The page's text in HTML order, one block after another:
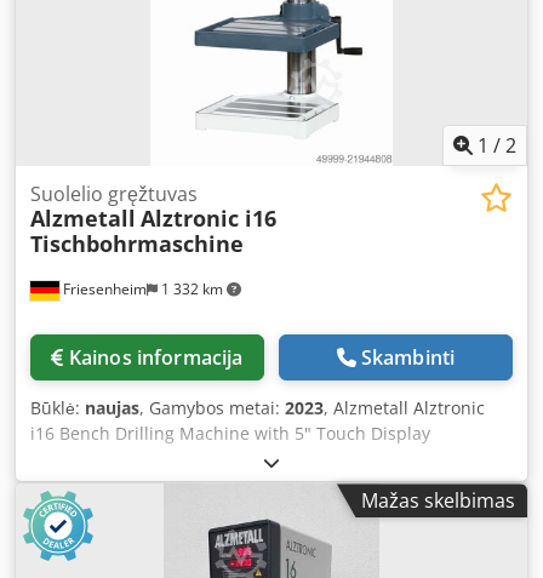
a quill stroke of 70 mm, a throat depth of 185 mm, and a
drilling capacity of 13 mm. Machine is in good condition.
1 /2
Friesenheim 1 332 km
Suolelio gręžtuvas
Alzmetall Alztronic i16
Tischbohrmaschine
Kainos informacija Skambinti
Būklė: naujas, Gamybos metai: 2023, Alzmetall Alztronic
i16 Bench Drilling Machine with 5" Touch Display
Condition: New Call us to inquire about special discounts
or send us your inquiry by email with your contact
information, and we will get back to you. Dwodpfx Asy S
Atkeamja 5" or 7" display with scratch-resistant glass
surface - Optimal readability for the operator - Intuitive
Mažas skelbimas